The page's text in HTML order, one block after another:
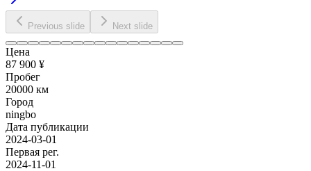
Previous slide Next slide
Цена
87 900 ¥
Пробег
20000 км
Город
ningbo
Дата публикации
2024-03-01
Первая рег.
2024-11-01